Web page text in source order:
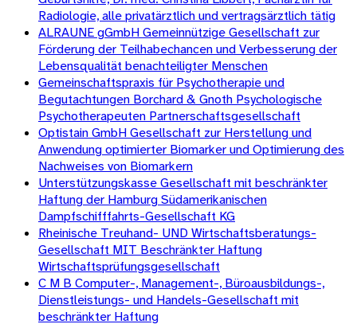
Radiologie, alle privatärztlich und vertragsärztlich tätig
ALRAUNE gGmbH Gemeinnützige Gesellschaft zur
Förderung der Teilhabechancen und Verbesserung der
Lebensqualität benachteiligter Menschen
Gemeinschaftspraxis für Psychotherapie und
Begutachtungen Borchard & Gnoth Psychologische
Psychotherapeuten Partnerschaftsgesellschaft
Optistain GmbH Gesellschaft zur Herstellung und
Anwendung optimierter Biomarker und Optimierung des
Nachweises von Biomarkern
Unterstützungskasse Gesellschaft mit beschränkter
Haftung der Hamburg Südamerikanischen
Dampfschifffahrts-Gesellschaft KG
Rheinische Treuhand- UND Wirtschaftsberatungs-
Gesellschaft MIT Beschränkter Haftung
Wirtschaftsprüfungsgesellschaft
C M B Computer-, Management-, Büroausbildungs-,
Dienstleistungs- und Handels-Gesellschaft mit
beschränkter Haftung